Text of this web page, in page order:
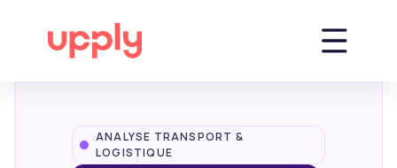
Plateforme
ANALYSE TRANSPORT &
LOGISTIQUE